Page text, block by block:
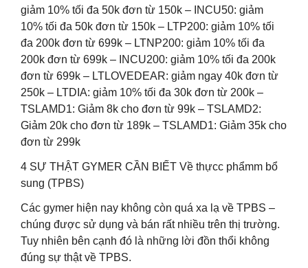
giảm 10% tối đa 50k đơn từ 150k – INCU50: giảm
10% tối đa 50k đơn từ 150k – LTP200: giảm 10% tối
đa 200k đơn từ 699k – LTNP200: giảm 10% tối đa
200k đơn từ 699k – INCU200: giảm 10% tối đa 200k
đơn từ 699k – LTLOVEDEAR: giảm ngay 40k đơn từ
250k – LTDIA: giảm 10% tối đa 30k đơn từ 200k –
TSLAMD1: Giảm 8k cho đơn từ 99k – TSLAMD2:
Giảm 20k cho đơn từ 189k – TSLAMD1: Giảm 35k cho
đơn từ 299k
4 SỰ THẬT GYMER CẦN BIẾT Về thựcc phẩmm bổ
sung (TPBS)
Các gymer hiện nay không còn quá xa lạ về TPBS –
chúng được sử dụng và bán rất nhiều trên thị trường.
Tuy nhiên bên cạnh đó là những lời đồn thổi không
đúng sự thật về TPBS.